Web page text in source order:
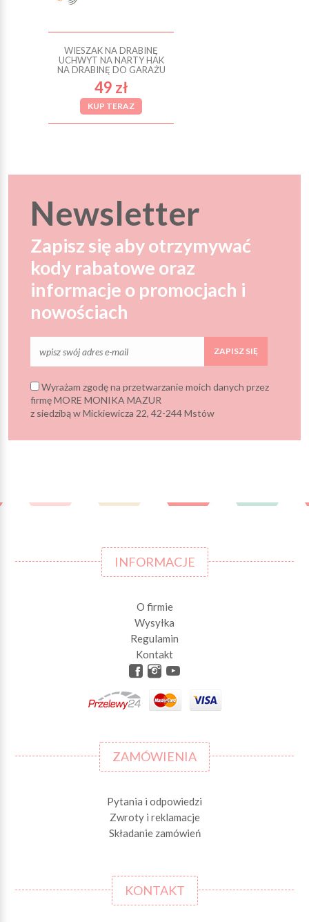
WIESZAK NA DRABINĘ
UCHWYT NA NARTY HAK
NA DRABINĘ DO GARAŻU
49 zł
KUP TERAZ
Newsletter
Zapisz się aby otrzymywać
kody rabatowe oraz
informacje o promocjach i
nowościach
ZAPISZ SIĘ
Wyrażam zgodę na przetwarzanie moich danych przez
firmę MORE MONIKA MAZUR
z siedzibą w Mickiewicza 22, 42-244 Mstów
INFORMACJE
O firmie
Wysyłka
Regulamin
Kontakt
ZAMÓWIENIA
Pytania i odpowiedzi
Zwroty i reklamacje
Składanie zamówień
KONTAKT